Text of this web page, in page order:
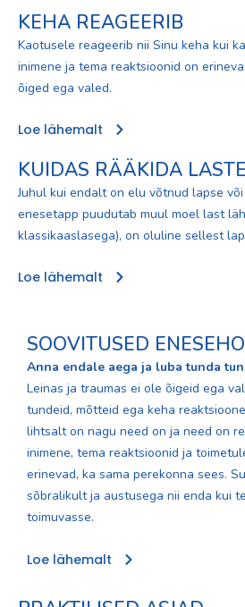
KEHA REAGEERIB
Kaotusele reageerib nii Sinu keha kui
inimene ja tema reaktsioonid on
õiged ega valed.
Loe lähemalt
KUIDAS RÄÄKIDA
Juhul kui endalt on elu võtnud lapse
enesetapp puudutab muul moel last
klassikaaslasega), on oluline sellest
Loe lähemalt
SOOVITUSED
Anna endale aega ja luba tunda
Leinas ja traumas ei ole õigeid ega
tundeid, mõtteid ega keha
lihtsalt on nagu need on ja need on
inimene, tema reaktsioonid ja
erinevad, ka sama perekonna sees.
sõbralikult ja austusega nii enda kui
toimuvasse.
Loe lähemalt